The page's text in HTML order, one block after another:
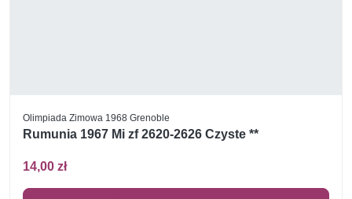
Olimpiada Zimowa 1968 Grenoble
Rumunia 1967 Mi zf 2620-2626 Czyste **
14,00 zł